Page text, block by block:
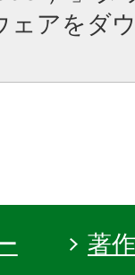
ェアをダ
著